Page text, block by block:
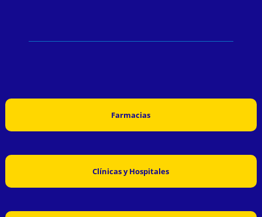
Farmacias
Clínicas y Hospitales